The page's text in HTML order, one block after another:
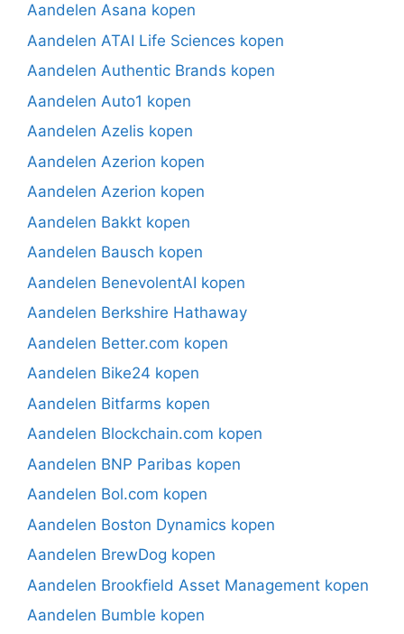
Aandelen Asana kopen
Aandelen ATAI Life Sciences kopen
Aandelen Authentic Brands kopen
Aandelen Auto1 kopen
Aandelen Azelis kopen
Aandelen Azerion kopen
Aandelen Azerion kopen
Aandelen Bakkt kopen
Aandelen Bausch kopen
Aandelen BenevolentAI kopen
Aandelen Berkshire Hathaway
Aandelen Better.com kopen
Aandelen Bike24 kopen
Aandelen Bitfarms kopen
Aandelen Blockchain.com kopen
Aandelen BNP Paribas kopen
Aandelen Bol.com kopen
Aandelen Boston Dynamics kopen
Aandelen BrewDog kopen
Aandelen Brookfield Asset Management kopen
Aandelen Bumble kopen